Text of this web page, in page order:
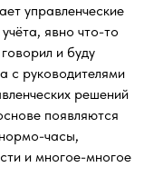
управленческие
явно что-то
и буду
с руководителями
решений
появляются
часы,
и многое-многое